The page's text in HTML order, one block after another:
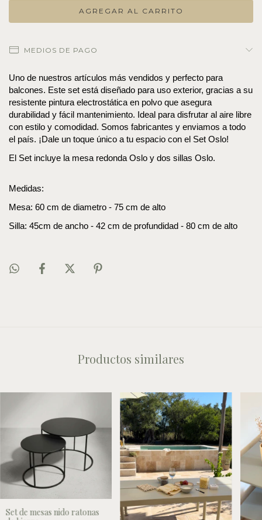
MEDIOS DE PAGO
Uno de nuestros artículos más vendidos y perfecto para
balcones. Este set está diseñado para uso exterior, gracias a su
resistente pintura electrostática en polvo que asegura
durabilidad y fácil mantenimiento. Ideal para disfrutar al aire libre
con estilo y comodidad. Somos fabricantes y enviamos a todo
el país. ¡Dale un toque único a tu espacio con el Set Oslo!
El Set incluye la mesa redonda Oslo y dos sillas Oslo.
Medidas:
Mesa: 60 cm de diametro - 75 cm de alto
Silla: 45cm de ancho - 42 cm de profundidad - 80 cm de alto
Productos similares
Set de mesas nido ratonas